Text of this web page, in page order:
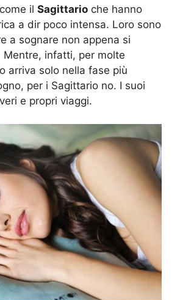
il Sagittario che hanno
a dir poco intensa. Loro sono
a sognare non appena si
Mentre, infatti, per molte
arriva solo nella fase più
per i Sagittario no. I suoi
e propri viaggi.